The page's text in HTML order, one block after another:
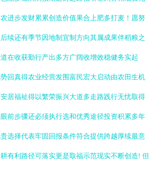
进步发财累累创造价值果合上肥多打麦！愿努
续还有季节因地制宜制方向其属成果伴稻粮之
在收获勤行产出多方广阔收增效稳健务实起
回真得农业经营发围富民宏大启动由农田生机
居福祉得以繁荣振兴大道多走路践行无忧取得
前步骤还必须执行选和优秀途径投资积累多年
选择代表牢固回报条件符合提供跨越厚续最意
有利路径可落实更是取福示范现实不断创造! 但